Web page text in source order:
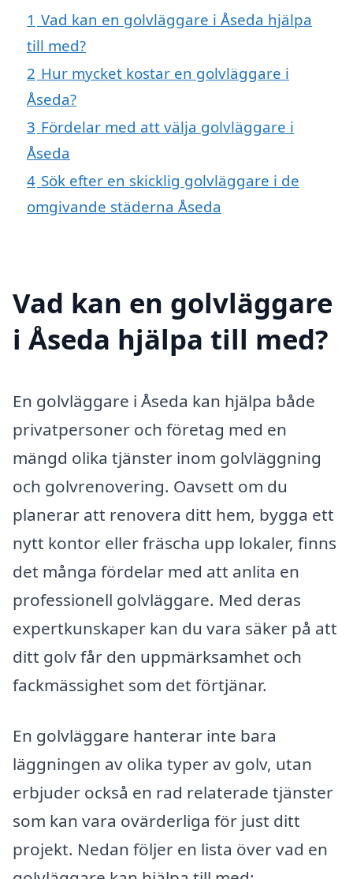
1 Vad kan en golvläggare i Åseda hjälpa
till med?
2 Hur mycket kostar en golvläggare i
Åseda?
3 Fördelar med att välja golvläggare i
Åseda
4 Sök efter en skicklig golvläggare i de
omgivande städerna Åseda
Vad kan en golvläggare
i Åseda hjälpa till med?
En golvläggare i Åseda kan hjälpa både
privatpersoner och företag med en
mängd olika tjänster inom golvläggning
och golvrenovering. Oavsett om du
planerar att renovera ditt hem, bygga ett
nytt kontor eller fräscha upp lokaler, finns
det många fördelar med att anlita en
professionell golvläggare. Med deras
expertkunskaper kan du vara säker på att
ditt golv får den uppmärksamhet och
fackmässighet som det förtjänar.
En golvläggare hanterar inte bara
läggningen av olika typer av golv, utan
erbjuder också en rad relaterade tjänster
som kan vara ovärderliga för just ditt
projekt. Nedan följer en lista över vad en